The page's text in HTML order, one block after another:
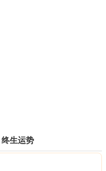
终生运势